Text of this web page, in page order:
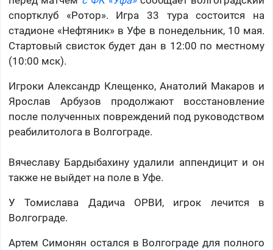
спортклуб «Ротор». Игра 33 тура состоится на
стадионе «Нефтяник» в Уфе в понедельник, 10 мая.
Стартовый свисток будет дан в 12:00 по местному
(10:00 мск).
Игроки Александр Клещенко, Анатолий Макаров и
Ярослав Арбузов продолжают восстановление
после полученных повреждений под руководством
реабилитолога в Волгограде.
Вячеславу Бардыбахину удалили аппендицит и он
также не выйдет на поле в Уфе.
У Томислава Дадича ОРВИ, игрок лечится в
Волгограде.
Артем Симонян остался в Волгограде для полного